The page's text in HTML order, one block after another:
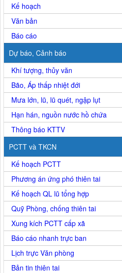
Kế hoạch
Văn bản
Báo cáo
Dự báo, Cảnh báo
Khí tượng, thủy văn
Bão, Áp thấp nhiệt đới
Mưa lớn, lũ, lũ quét, ngập lụt
Hạn hán, nguồn nước hồ chứa
Thông báo KTTV
PCTT và TKCN
Kế hoạch PCTT
Phương án ứng phó thiên tai
Kế hoạch QL lũ tổng hợp
Quỹ Phòng, chống thiên tai
Xung kích PCTT cấp xã
Báo cáo nhanh trực ban
Lịch trực Văn phòng
Bản tin thiên tai